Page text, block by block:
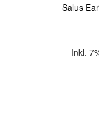
Salus
Inkl.